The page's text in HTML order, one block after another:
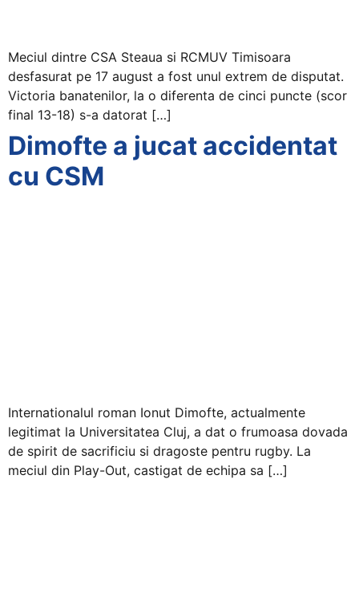
Meciul dintre CSA Steaua si RCMUV Timisoara
desfasurat pe 17 august a fost unul extrem de disputat.
Victoria banatenilor, la o diferenta de cinci puncte (scor
final 13-18) s-a datorat […]
Dimofte a jucat accidentat
cu CSM
Internationalul roman Ionut Dimofte, actualmente
legitimat la Universitatea Cluj, a dat o frumoasa dovada
de spirit de sacrificiu si dragoste pentru rugby. La
meciul din Play-Out, castigat de echipa sa […]